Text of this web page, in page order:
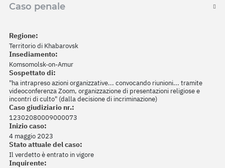
Caso penale
Regione:
Territorio di Khabarovsk
Insediamento:
Komsomolsk-on-Amur
Sospettato di:
"ha intrapreso azioni organizzative... convocando riunioni... tramite
videoconferenza Zoom, organizzazione di presentazioni religiose e
incontri di culto" (dalla decisione di incriminazione)
Caso giudiziario nr.:
12302080009000073
Inizio caso:
4 maggio 2023
Stato attuale del caso:
Il verdetto è entrato in vigore
Inquirente: